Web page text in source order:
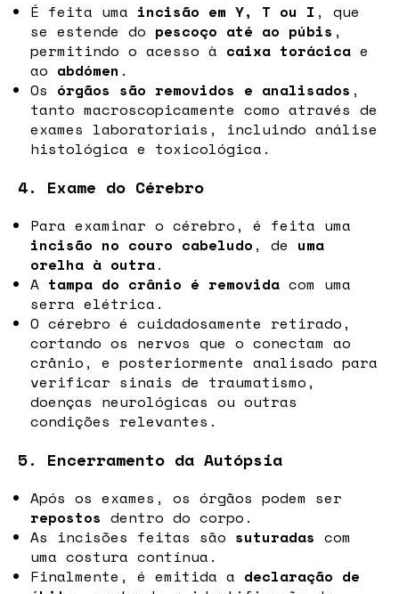
É feita uma incisão em Y, T ou I , que
se estende do pescoço até ao púbis ,
permitindo o acesso à caixa torácica e
ao abdómen .
Os órgãos são removidos e analisados ,
tanto macroscopicamente como através de
exames laboratoriais, incluindo análise
histológica e toxicológica.
4. Exame do Cérebro
Para examinar o cérebro, é feita uma
incisão no couro cabeludo , de uma
orelha à outra.
A tampa do crânio é removida com uma
serra elétrica.
O cérebro é cuidadosamente retirado,
cortando os nervos que o conectam ao
crânio, e posteriormente analisado para
verificar sinais de traumatismo,
doenças neurológicas ou outras
condições relevantes.
5. Encerramento da Autópsia
Após os exames, os órgãos podem ser
repostos dentro do corpo.
As incisões feitas são suturadas com
uma costura contínua.
Finalmente, é emitida a declaração de